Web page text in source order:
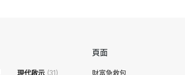
現代啟示 (31)
頁面
財富急救包